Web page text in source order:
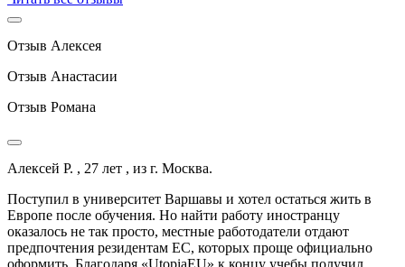
Отзыв Алексея
Отзыв Анастасии
Отзыв Романа
Алексей Р. , 27 лет , из г. Москва.
Поступил в университет Варшавы и хотел остаться жить в
Европе после обучения. Но найти работу иностранцу
оказалось не так просто, местные работодатели отдают
предпочтения резидентам ЕС, которых проще официально
оформить. Благодаря «UtopiaEU» к концу учебы получил